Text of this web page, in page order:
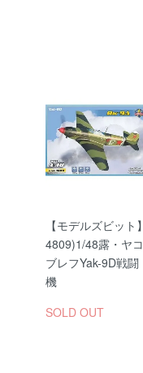
【モデルズビット】
4809)1/48露・ヤコ
ブレフYak-9D戦闘
機
SOLD OUT